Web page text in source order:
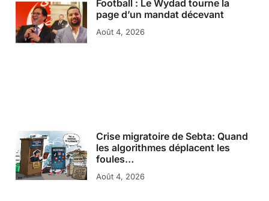
Football : Le Wydad tourne la
page d’un mandat décevant
Août 4, 2026
Crise migratoire de Sebta: Quand
les algorithmes déplacent les
foules…
Août 4, 2026